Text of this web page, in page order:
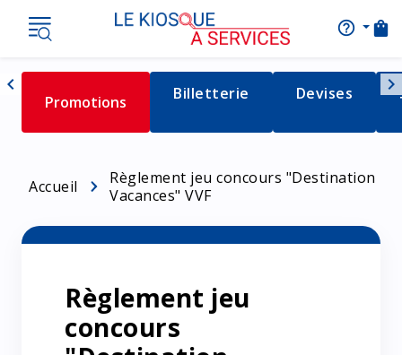
help_outline AIDE
shopping_bag
chevron_left
Naviguer vers la gauche
Détail de la catégorie
Promotions Détail de la catégorie
Billetterie Détail de la
Devises chevron_right
Accueil
Règlement jeu concours "Destination
Vacances" VVF
Règlement jeu
concours